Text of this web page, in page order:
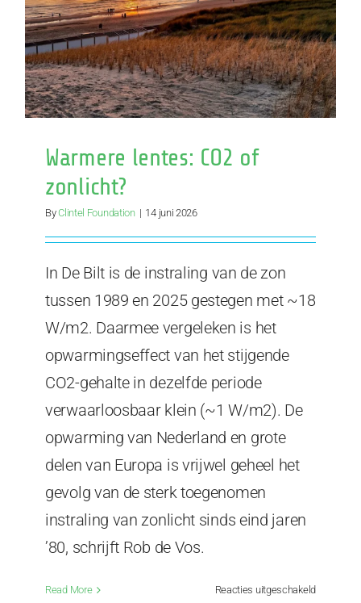
Warmere lentes: CO2 of
zonlicht?
ByClintel Foundation | 14 juni 2026
In De Bilt is de instraling van de zon
tussen 1989 en 2025 gestegen met ~18
W/m2. Daarmee vergeleken is het
opwarmingseffect van het stijgende
CO2-gehalte in dezelfde periode
verwaarloosbaar klein (~1 W/m2). De
opwarming van Nederland en grote
delen van Europa is vrijwel geheel het
gevolg van de sterk toegenomen
instraling van zonlicht sinds eind jaren
’80, schrijft Rob de Vos.
Read More Reacties uitgeschakeldvoor